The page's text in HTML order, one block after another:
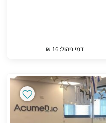
דמי ניהול: 16 ₪